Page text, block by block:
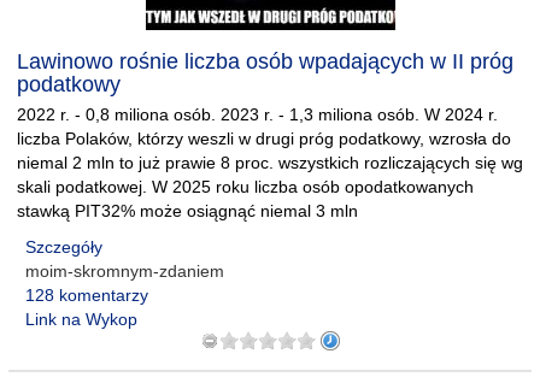
Lawinowo rośnie liczba osób wpadających w II próg
podatkowy
2022 r. - 0,8 miliona osób. 2023 r. - 1,3 miliona osób. W 2024 r.
liczba Polaków, którzy weszli w drugi próg podatkowy, wzrosła do
niemal 2 mln to już prawie 8 proc. wszystkich rozliczających się wg
skali podatkowej. W 2025 roku liczba osób opodatkowanych
stawką PIT32% może osiągnąć niemal 3 mln
Szczegóły
moim-skromnym-zdaniem
128 komentarzy
Link na Wykop